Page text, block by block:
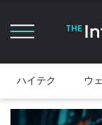
ハイテク ウ